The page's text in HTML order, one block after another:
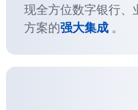
现全方位数字银行、
方案的强大集成 。